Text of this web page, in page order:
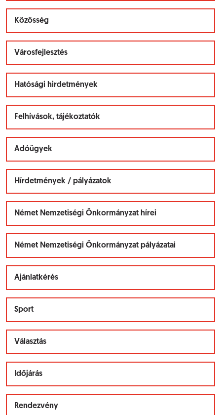
Közösség
Városfejlesztés
Hatósági hirdetmények
Felhívások, tájékoztatók
Adóügyek
Hírdetmények / pályázatok
Német Nemzetiségi Önkormányzat hírei
Német Nemzetiségi Önkormányzat pályázatai
Ajánlatkérés
Sport
Választás
Időjárás
Rendezvény